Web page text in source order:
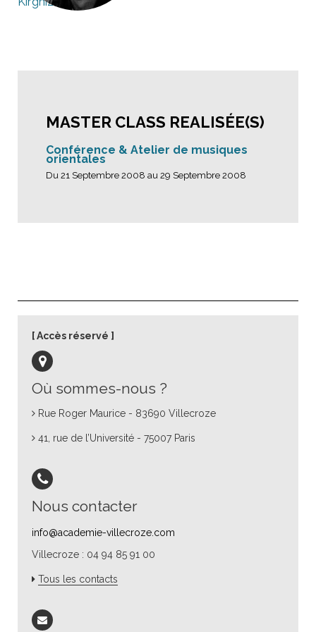
MASTER CLASS REALISÉE(S)
Conférence & Atelier de musiques
orientales
Du 21 Septembre 2008 au 29 Septembre 2008
Où sommes-nous ?
Rue Roger Maurice - 83690 Villecroze
41, rue de l’Université - 75007 Paris
Nous contacter
info@academie-villecroze.com
Villecroze : 04 94 85 91 00
Tous les contacts
Accès réservé